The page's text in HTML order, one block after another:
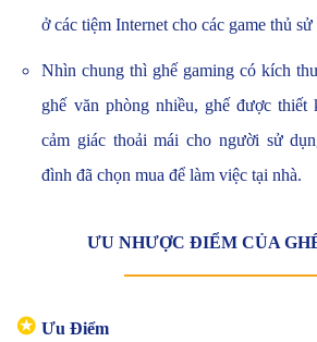
ở các tiệm Internet cho các game thủ sử
Nhìn chung thì ghế gaming có kích
ghế văn phòng nhiều, ghế được
cảm giác thoải mái cho người sử
đình đã chọn mua để làm việc tại nhà.
ƯU NHƯỢC ĐIỂM CỦA
✪ Ưu Điểm